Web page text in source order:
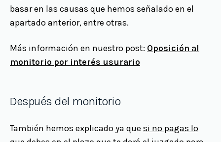
basar en las causas que hemos señalado en el
apartado anterior, entre otras.
Más información en nuestro post: Oposición al
monitorio por interés usurario
Después del monitorio
También hemos explicado ya que si no pagas lo